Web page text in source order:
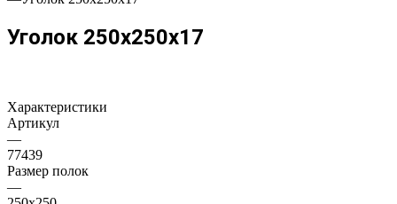
Уголок 250х250х17
Характеристики
Артикул
—
77439
Размер полок
—